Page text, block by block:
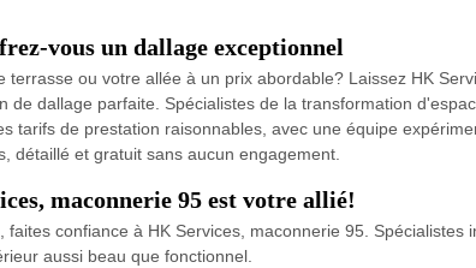
vous un dallage exceptionnel
ou votre allée à un prix abordable? Laissez HK
de dallage parfaite. Spécialistes de la transformation
tarifs de prestation raisonnables, avec une équipe
détaillé et gratuit sans aucun engagement.
maconnerie 95 est votre allié!
confiance à HK Services, maconnerie 95.
aussi beau que fonctionnel.